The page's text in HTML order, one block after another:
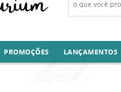
PROMOÇÕES LANÇAMENTOS